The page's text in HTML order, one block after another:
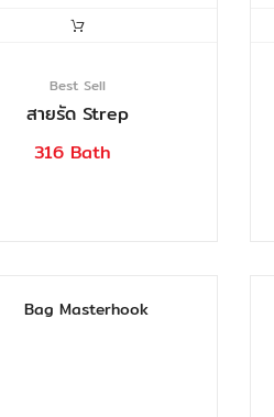
Best Sell
สายรัด Strep
316 Bath